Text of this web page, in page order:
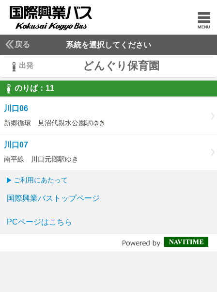
戻る 系統を選択してください
出発 どんぐり保育園
のりば： 11
11
川口06
新郷循環 見沼代親水公園駅ゆき
川口07
南平線 川口元郷駅ゆき
ご利用にあたって
国際興業バストップページ
PCページはこちら